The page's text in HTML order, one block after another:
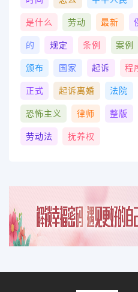
是什么 劳动 最新
的 规定 条例 案例
颁布 国家 起诉 程
正式 起诉离婚 法院
恐怖主义 律师 整版
劳动法 抚养权